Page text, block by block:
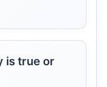
is true or